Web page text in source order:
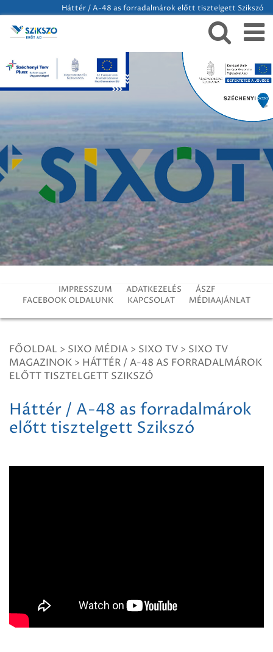
Háttér / A-48 as forradalmárok előtt tisztelgett Szikszó
IMPRESSZUM ADATKEZELÉS
ÁSZF
FACEBOOK OLDALUNK
KAPCSOLAT MÉDIAAJÁNLAT
FŐOLDAL > SIXO MÉDIA > SIXO TV > SIXO TV
MAGAZINOK > HÁTTÉR / A-48 AS FORRADALMÁROK
ELŐTT TISZTELGETT SZIKSZÓ
Háttér / A-48 as forradalmárok
előtt tisztelgett Szikszó